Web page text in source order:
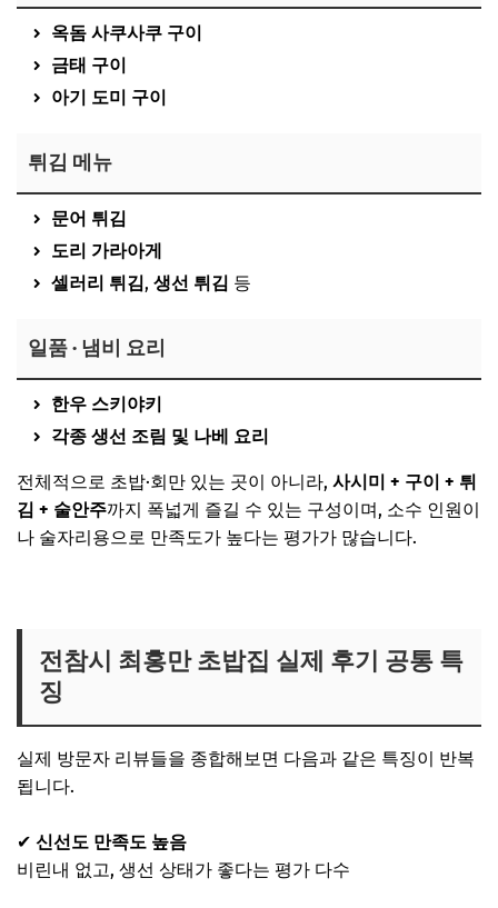
옥돔 사쿠사쿠 구이
금태 구이
아기 도미 구이
튀김 메뉴
문어 튀김
도리 가라아게
셀러리 튀김, 생선 튀김 등
일품 · 냄비 요리
한우 스키야키
각종 생선 조림 및 나베 요리
전체적으로 초밥·회만 있는 곳이 아니라, 사시미 + 구이 + 튀
김 + 술안주까지 폭넓게 즐길 수 있는 구성이며, 소수 인원이
나 술자리용으로 만족도가 높다는 평가가 많습니다.
전참시 최홍만 초밥집 실제 후기 공통 특
징
실제 방문자 리뷰들을 종합해보면 다음과 같은 특징이 반복
됩니다.
✔ 신선도 만족도 높음
비린내 없고, 생선 상태가 좋다는 평가 다수